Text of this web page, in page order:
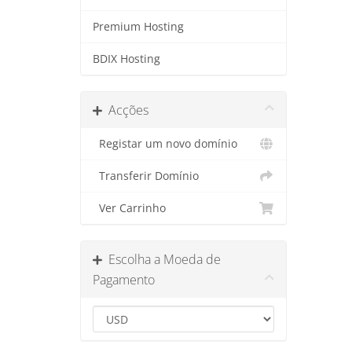
Premium Hosting
BDIX Hosting
Acções
Registar um novo domínio
Transferir Domínio
Ver Carrinho
Escolha a Moeda de
Pagamento